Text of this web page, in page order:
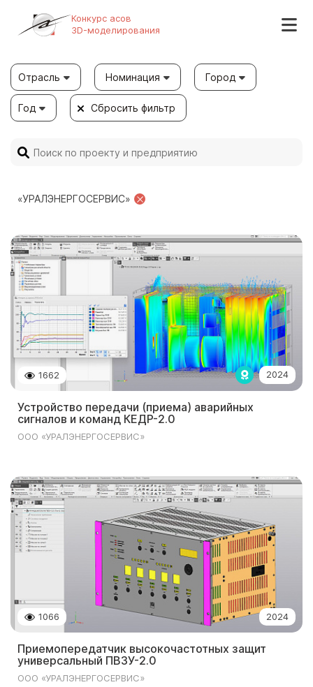
Конкурс асов
3D-моделирования
Отрасль Номинация Город
Год Сбросить фильтр
«УРАЛЭНЕРГОСЕРВИС»
2024
1662
Устройство передачи (приема) аварийных
сигналов и команд КЕДР-2.0
ООО «УРАЛЭНЕРГОСЕРВИС»
2024
1066
Приемопередатчик высокочастотных защит
универсальный ПВЗУ-2.0
ООО «УРАЛЭНЕРГОСЕРВИС»